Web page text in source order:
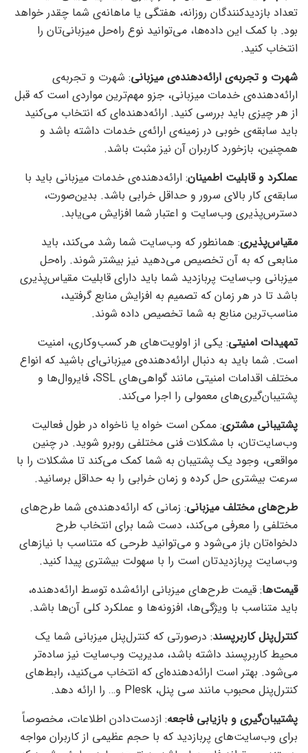
تعداد بازدیدکنندگان روزانه، هفتگی یا ماهانه‌ی شما چقدر خواهد
بود. با کمک این داده‌ها، می‌توانید نوع راه‌حل میزبانی‌تان را
انتخاب کنید.
شهرت و تجربه‌ی ارائه‌دهنده‌ی میزبانی: شهرت و تجربه‌ی
ارائه‌دهنده‌ی خدمات میزبانی، جزو مهم‌ترین مواردی است که قبل
از هر چیزی باید بررسی کنید. ارائه‌دهنده‌ای که انتخاب می‌کنید
باید سابقه‌ی خوبی در زمینه‌ی ارائه‌ی خدمات داشته باشد و
همچنین، بازخورد کاربران آن نیز مثبت باشد.
عملکرد و قابلیت اطمینان: ارائه‌دهنده‌ی خدمات میزبانی باید با
سابقه‌ی کار بالای سرور و حداقل خرابی باشد. بدین‌صورت،
دسترس‌پذیری وب‌سایت و اعتبار شما افزایش می‌یابد.
مقیاس‌پذیری: همانطور که وب‌سایت شما رشد می‌کند، باید
منابعی که به آن تخصیص می‌دهید نیز بیشتر شوند. راه‌حل
میزبانی وب‌سایت پربازدید شما باید دارای قابلیت مقیاس‌پذیری
باشد تا در هر زمان که تصمیم به افزایش منابع گرفتید،
مناسب‌ترین منابع به شما تخصیص داده شوند.
تمهیدات امنیتی: یکی از اولویت‌های هر کسب‌وکاری، امنیت
است. شما باید به دنبال ارائه‌دهنده‌ی میزبانی‌ای باشید که انواع
مختلف اقدامات امنیتی مانند گواهی‌های SSL، فایروال‌ها و
پشتیبان‌گیری‌های معمولی را اجرا می‌کند.
پشتیبانی مشتری: ممکن است خواه یا ناخواه در طول فعالیت
وب‌سایت‌تان، با مشکلات فنی مختلفی روبرو شوید. در چنین
مواقعی، وجود یک پشتیبان به شما کمک می‌کند تا مشکلات را با
سرعت بیشتری حل کرده و زمان خرابی را به حداقل برسانید.
طرح‌های مختلف میزبانی: زمانی که ارائه‌دهنده‌ی شما طرح‌های
مختلفی را معرفی می‌کند، دست شما برای انتخاب طرح
دلخواه‌تان باز می‌شود و می‌توانید طرحی که متناسب با نیازهای
وب‌سایت پربازدیدتان است را با سهولت بیشتری پیدا کنید.
قیمت‌ها: قیمت طرح‌های میزبانی ارائه‌شده توسط ارائه‌دهنده،
باید متناسب با ویژگی‌ها، افزونه‌ها و عملکرد کلی آن‌ها باشد.
کنترل‌پنل کاربرپسند: درصورتی که کنترل‌پنل میزبانی شما یک
محیط کاربرپسند داشته باشد، مدیریت وب‌سایت نیز ساده‌تر
می‌شود. بهتر است ارائه‌دهنده‌ای که انتخاب می‌کنید، رابط‌های
کنترل‌پنل محبوب مانند سی پنل، Plesk و… را ارائه دهد.
پشتیبان‌گیری و بازیابی فاجعه: ازدست‌دادن اطلاعات، مخصوصاً
برای وب‌سایت‌های پربازدید که با حجم عظیمی از کاربران مواجه